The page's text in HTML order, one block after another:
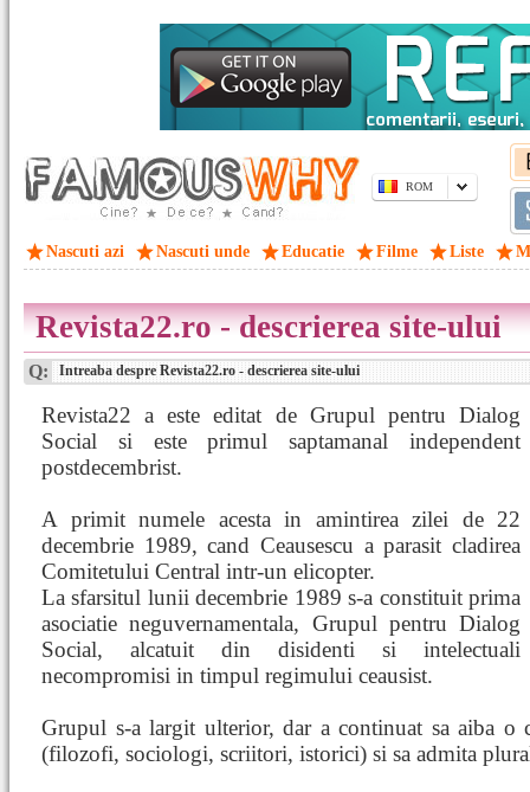
ROM
Nascuti azi Nascuti unde Educatie Filme Liste
Revista22.ro - descrierea site-ului
Q: Intreaba despre Revista22.ro - descrierea site-ului
Revista22 a este editat de Grupul pentru Dialog
Social si este primul saptamanal independent
postdecembrist.
A primit numele acesta in amintirea zilei de 22
decembrie 1989, cand Ceausescu a parasit cladirea
Comitetului Central intr-un elicopter.
La sfarsitul lunii decembrie 1989 s-a constituit prima
asociatie neguvernamentala, Grupul pentru Dialog
Social, alcatuit din disidenti si intelectuali
necompromisi in timpul regimului ceausist.
Grupul s-a largit ulterior, dar a continuat sa aiba o
(filozofi, sociologi, scriitori, istorici) si sa admita